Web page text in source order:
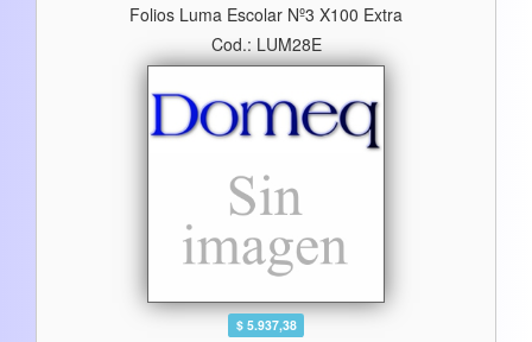
Folios Luma Escolar Nº3 X100 Extra
Cod.: LUM28E
$ 5.937,38